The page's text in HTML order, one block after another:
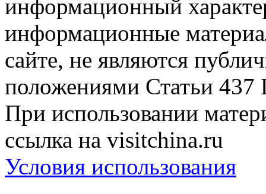
информационный
информационные
сайте, не являются
положениями Статьи 437
При использовании
ссылка на visitchina.ru
Условия использования